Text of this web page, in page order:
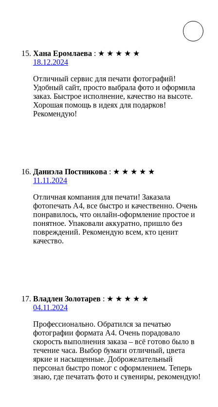
Хана Еромлаева : ★ ★ ★ ★ ★
18.12.2024
Отличный сервис для печати фотографий!
Удобный сайт, просто выбрала фото и оформила
заказ. Быстрое исполнение, качество на высоте.
Хорошая помощь в идеях для подарков!
Рекомендую!
Даниэла Постникова : ★ ★ ★ ★ ★
11.11.2024
Отличная компания для печати! Заказала
фотопечать А4, все быстро и качественно. Очень
понравилось, что онлайн-оформление простое и
понятное. Упаковали аккуратно, пришло без
повреждений. Рекомендую всем, кто ценит
качество.
Владлен Золотарев : ★ ★ ★ ★ ★
04.11.2024
Профессионально. Обратился за печатью
фотографии формата А4. Очень порадовало
скорость выполнения заказа – всё готово было в
течение часа. Выбор бумаги отличный, цвета
яркие и насыщенные. Доброжелательный
персонал быстро помог с оформлением. Теперь
знаю, где печатать фото и сувениры, рекомендую!